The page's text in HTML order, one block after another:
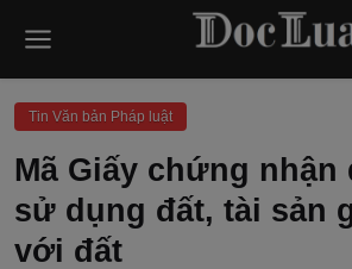
Tin Văn bản Pháp luật
Mã Giấy chứng nhận
sử dụng đất, tài sản
với đất